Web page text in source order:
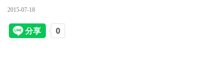
2015-07-18